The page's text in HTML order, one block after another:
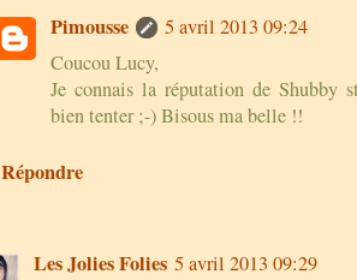
Pimousse
5 avril 2013 09:24
Coucou Lucy,
Je connais la réputation de Shubby
bien tenter ;-) Bisous ma belle !!
Répondre
Les Jolies Folies 5 avril 2013 09:29